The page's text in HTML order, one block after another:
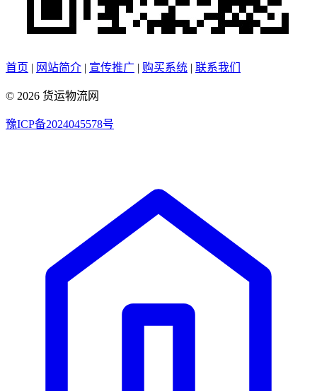
首页 | 网站简介 | 宣传推广 | 购买系统 | 联系我们
© 2026 货运物流网
豫ICP备2024045578号